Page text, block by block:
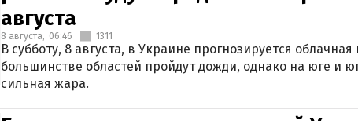
августа
8 августа, 06:46 1311
В субботу, 8 августа, в Украине прогнозируется
большинстве областей пройдут дожди, однако на юге и
сильная жара.